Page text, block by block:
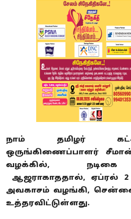
நாம் தமிழர்
ஒருங்கிணைப்பாளர்
வழக்கில், நடிகை
ஆஜராகாததால், ஏப்ரல்
அவகாசம் வழங்கி,
உத்தரவிட்டுள்ளது.